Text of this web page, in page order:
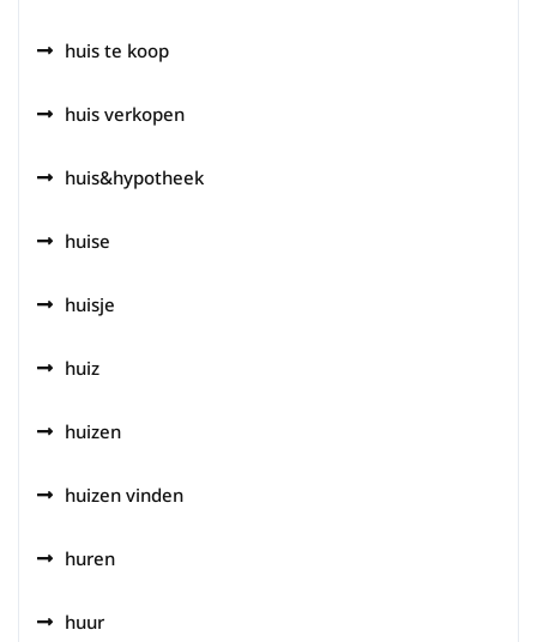
huis te koop
huis verkopen
huis&hypotheek
huise
huisje
huiz
huizen
huizen vinden
huren
huur